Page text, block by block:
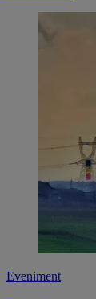
Eveniment